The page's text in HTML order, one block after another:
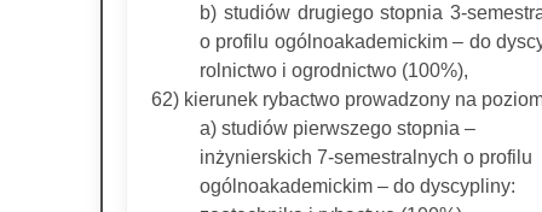
b) studiów drugiego stopnia 3-
o profilu ogólnoakademickim – do
rolnictwo i ogrodnictwo (100%),
62) kierunek rybactwo prowadzony na
a) studiów pierwszego stopnia –
inżynierskich 7-semestralnych o profilu
ogólnoakademickim – do dyscypliny: